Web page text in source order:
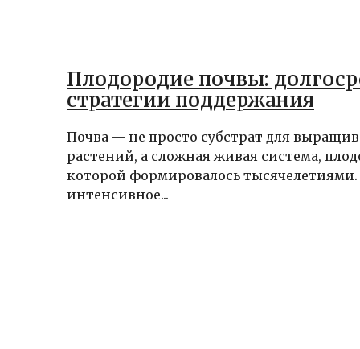
Плодородие почвы:
стратегии поддержания
Почва — не просто субстрат для
растений, а сложная живая система,
которой формировалось
интенсивное...